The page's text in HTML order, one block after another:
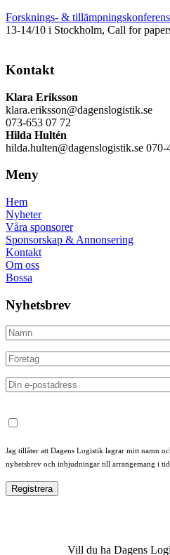
Forsknings- &
13-14/10 i Stockholm, Call for
Kontakt
Klara Eriksson
klara.eriksson@dagenslogistik.se
073-653 07 72
Hilda Hultén
hilda.hulten@dagenslogistik.se 070-
Meny
Hem
Nyheter
Våra sponsorer
Sponsorskap & Annonsering
Kontakt
Om oss
Bossa
Nyhetsbrev
Jag tillåter att Dagens Logistik lagrar mitt namn
nyhetsbrev och inbjudningar till arrangemang i
Vill du ha Dagens